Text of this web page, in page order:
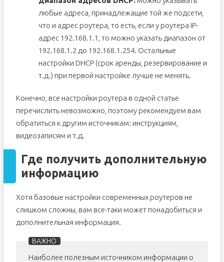
любые адреса, принадлежащие той же подсети,
что и адрес роутера, то есть, если у роутера IP-
адрес 192.168.1.1, то можно указать диапазон от
192.168.1.2 до 192.168.1.254. Остальные
настройки DHCP (срок аренды, резервирование и
т.д.) при первой настройке лучше не менять.
Конечно, все настройки роутера в одной статье
перечислить невозможно, поэтому рекомендуем вам
обратиться к другим источникам: инструкциям,
видеозаписям и т.д.
Где получить дополнительную
информацию
Хотя базовые настройки современных роутеров не
слишком сложны, вам все-таки может понадобиться и
дополнительная информация.
Наиболее полезным источником информации о